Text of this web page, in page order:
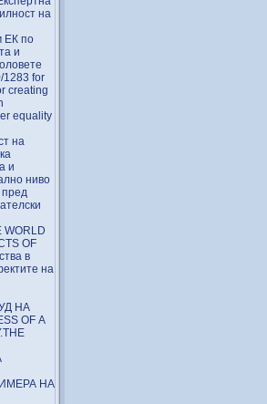
на
ЕК по
и
1283 for
creating
equality
на
и
ниво
пред
WORLD
OF
в
на
НА
OF A
НА